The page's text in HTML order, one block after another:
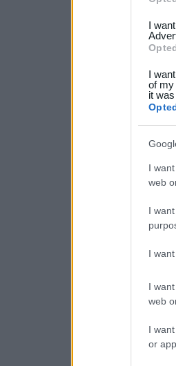
not
your
I
I
of my
it
I
web
I
I
I
web
I
or app.